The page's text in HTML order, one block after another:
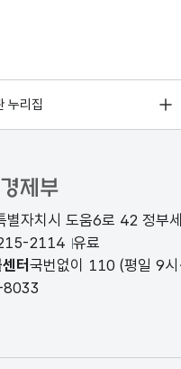
누리집
자치시 도움6로 42 정부
2114 유료
터국번없이 110 (평일 9